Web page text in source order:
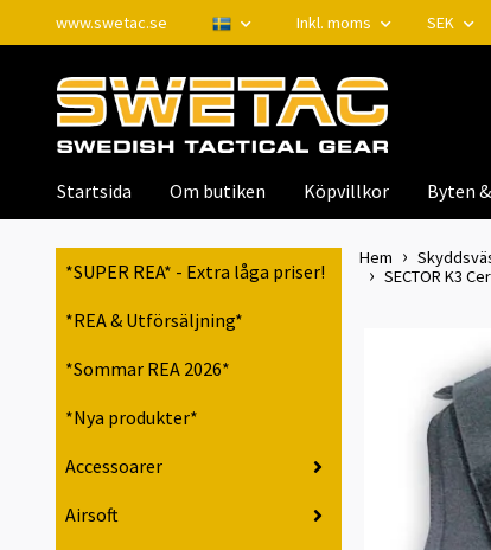
www.swetac.se Inkl. moms SEK
Startsida Om butiken Köpvillkor Byten
*SUPER REA* - Extra låga priser!
*REA & Utförsäljning*
*Sommar REA 2026*
*Nya produkter*
Accessoarer
Airsoft
Hem
SECTOR K3